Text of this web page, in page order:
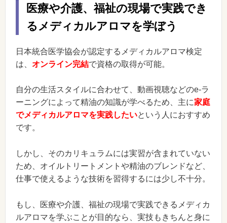
医療や介護、福祉の現場で実践でき
るメディカルアロマを学ぼう
日本統合医学協会が認定するメディカルアロマ検定
は、 オンライン完結で資格の取得が可能。
自分の生活スタイルに合わせて、動画視聴などのe-ラ
ーニングによって精油の知識が学べるため、主に家庭
でメディカルアロマを実践したいという人におすすめ
です。
しかし、そのカリキュラムには実習が含まれていない
ため、オイルトリートメントや精油のブレンドなど、
仕事で使えるような技術を習得するには少し不十分。
もし、医療や介護、福祉の現場で実践できるメディカ
ルアロマを学ぶことが目的なら、実技もきちんと身に